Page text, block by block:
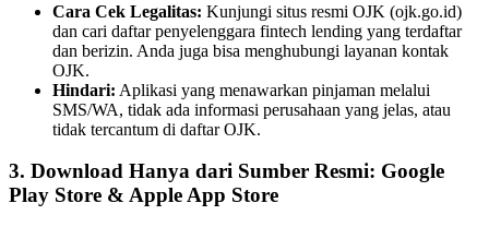
Cara Cek Legalitas: Kunjungi situs resmi OJK (ojk.go.id)
dan cari daftar penyelenggara fintech lending yang terdaftar
dan berizin. Anda juga bisa menghubungi layanan kontak
OJK.
Hindari: Aplikasi yang menawarkan pinjaman melalui
SMS/WA, tidak ada informasi perusahaan yang jelas, atau
tidak tercantum di daftar OJK.
3. Download Hanya dari Sumber Resmi: Google
Play Store & Apple App Store